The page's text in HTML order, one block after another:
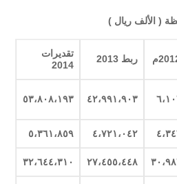
( الألف ريال )
ربط 2013
تقديرات
2014
٤٢،٩٩١،٩٠٣ ٥٣،٨٠٨،١٩٣
٤،٧٢١،٠٤٢ ٥،٣٦١،٨٥٩
٢٧،٤٥٥،٤٤٨ ٣٢،٦٤٤،٣١٠